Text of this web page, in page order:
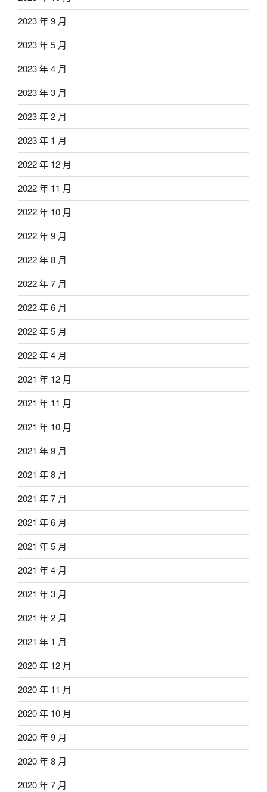
2023 年 9 月
2023 年 5 月
2023 年 4 月
2023 年 3 月
2023 年 2 月
2023 年 1 月
2022 年 12 月
2022 年 11 月
2022 年 10 月
2022 年 9 月
2022 年 8 月
2022 年 7 月
2022 年 6 月
2022 年 5 月
2022 年 4 月
2021 年 12 月
2021 年 11 月
2021 年 10 月
2021 年 9 月
2021 年 8 月
2021 年 7 月
2021 年 6 月
2021 年 5 月
2021 年 4 月
2021 年 3 月
2021 年 2 月
2021 年 1 月
2020 年 12 月
2020 年 11 月
2020 年 10 月
2020 年 9 月
2020 年 8 月
2020 年 7 月